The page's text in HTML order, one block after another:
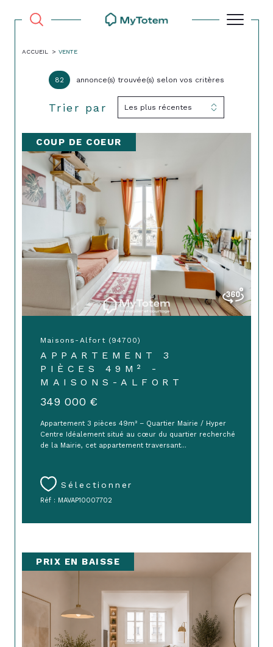
ACCUEIL VENTE
82 annonce(s) trouvée(s) selon vos critères
Trier par Les plus récentes
Maisons-Alfort (94700)
APPARTEMENT 3
PIÈCES 49M² -
MAISONS-ALFORT
349 000 €
Appartement 3 pièces 49m² – Quartier Mairie / Hyper
Centre Idéalement situé au cœur du quartier recherché
de la Mairie, cet appartement traversant...
Sélectionner
Réf : MAVAP10007702
COUP DE COEUR
PRIX EN BAISSE